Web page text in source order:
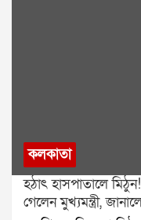
কলকাতা
হঠাৎ হাসপাতালে
গেলেন মুখ্যমন্ত্রী,